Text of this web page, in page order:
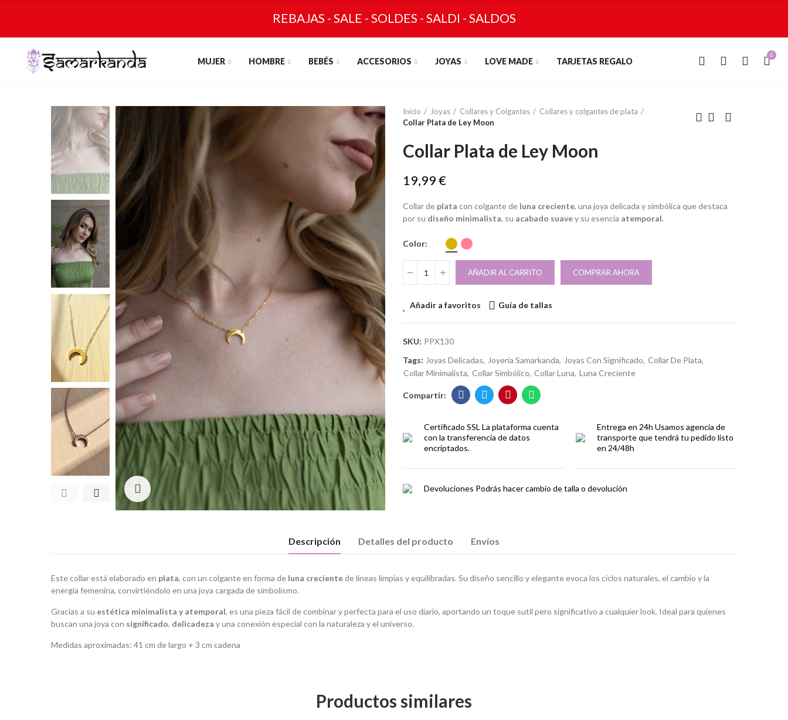
REBAJAS - SALE - SOLDES - SALDI - SALDOS
MUJER HOMBRE BEBÉS ACCESORIOS JOYAS LOVE MADE TARJETAS REGALO
0
Ampliar
Inicio Joyas Collares y Colgantes
Collares y colgantes de plata
Collar Plata de Ley Moon
Collar Plata de Ley Moon
19,99 €
Collar de plata con colgante de luna creciente, una joya delicada y simbólica que destaca
por su diseño minimalista, su acabado suavey su esencia atemporal.
Color
AÑADIR AL CARRITO COMPRAR AHORA
Añadir a favoritos Guía de tallas
SKU: PPX130
Tags: Joyas Delicadas Joyería Samarkanda Joyas Con Significado Collar De Plata
Collar Minimalista Collar Simbólico Collar Luna Luna Creciente
Certificado SSL La plataforma cuenta
con la transferencia de datos
encriptados.
Entrega en 24h Usamos agencia de
transporte que tendrá tu pedido listo
en 24/48h
Devoluciones Podrás hacer cambio de talla o devolución
Descripción Detalles del producto Envíos
Este collar está elaborado en plata, con un colgante en forma de luna crecientede líneas limpias y equilibradas. Su diseño sencillo y elegante evoca los ciclos naturales, el cambio y la
energía femenina, convirtiéndolo en una joya cargada de simbolismo.
Gracias a su estética minimalista y atemporal, es una pieza fácil de combinar y perfecta para el uso diario, aportando un toque sutil pero significativo a cualquier look. Ideal para quienes
buscan una joya con significado, delicadeza y una conexión especial con la naturaleza y el universo.
Medidas aproximadas: 41 cm de largo + 3 cm cadena
Productos similares